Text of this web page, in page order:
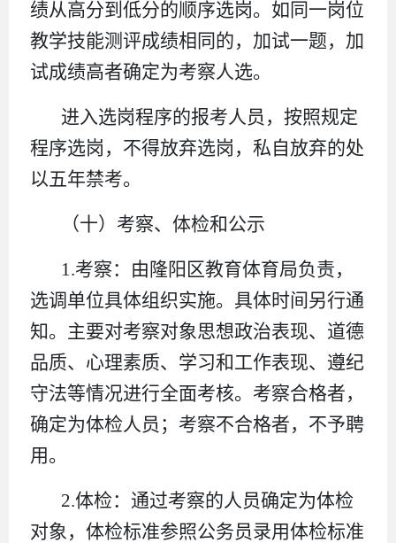
绩从高分到低分的顺序选岗。如同一岗位
教学技能测评成绩相同的，加试一题，加
试成绩高者确定为考察人选。
进入选岗程序的报考人员，按照规定
程序选岗，不得放弃选岗，私自放弃的处
以五年禁考。
（十）考察、体检和公示
1.考察：由隆阳区教育体育局负责，
选调单位具体组织实施。具体时间另行通
知。主要对考察对象思想政治表现、道德
品质、心理素质、学习和工作表现、遵纪
守法等情况进行全面考核。考察合格者，
确定为体检人员；考察不合格者，不予聘
用。
2.体检：通过考察的人员确定为体检
对象，体检标准参照公务员录用体检标准